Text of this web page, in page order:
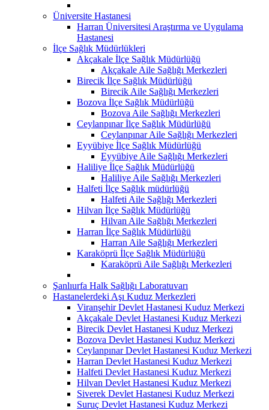
Üniversite Hastanesi
Harran Üniversitesi Araştırma ve Uygulama
Hastanesi
İlçe Sağlık Müdürlükleri
Akçakale İlçe Sağlık Müdürlüğü
Akçakale Aile Sağlığı Merkezleri
Birecik İlçe Sağlık Müdürlüğü
Birecik Aile Sağlığı Merkezleri
Bozova İlçe Sağlık Müdürlüğü
Bozova Aile Sağlığı Merkezleri
Ceylanpınar İlçe Sağlık Müdürlüğü
Ceylanpınar Aile Sağlığı Merkezleri
Eyyübiye İlçe Sağlık Müdürlüğü
Eyyübiye Aile Sağlığı Merkezleri
Haliliye İlçe Sağlık Müdürlüğü
Haliliye Aile Sağlığı Merkezleri
Halfeti İlçe Sağlık müdürlüğü
Halfeti Aile Sağlığı Merkezleri
Hilvan İlçe Sağlık Müdürlüğü
Hilvan Aile Sağlığı Merkezleri
Harran İlçe Sağlık Müdürlüğü
Harran Aile Sağlığı Merkezleri
Karaköprü İlçe Sağlık Müdürlüğü
Karaköprü Aile Sağlığı Merkezleri
Şanlıurfa Halk Sağlığı Laboratuvarı
Hastanelerdeki Aşı Kuduz Merkezleri
Viranşehir Devlet Hastanesi Kuduz Merkezi
Akçakale Devlet Hastanesi Kuduz Merkezi
Birecik Devlet Hastanesi Kuduz Merkezi
Bozova Devlet Hastanesi Kuduz Merkezi
Ceylanpınar Devlet Hastanesi Kuduz Merkezi
Harran Devlet Hastanesi Kuduz Merkezi
Halfeti Devlet Hastanesi Kuduz Merkezi
Hilvan Devlet Hastanesi Kuduz Merkezi
Siverek Devlet Hastanesi Kuduz Merkezi
Suruç Devlet Hastanesi Kuduz Merkezi